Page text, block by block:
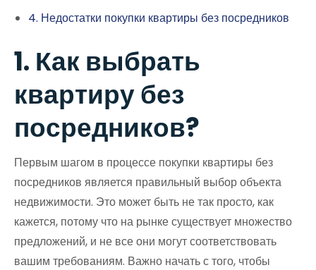
4. Недостатки покупки квартиры без посредников
1. Как выбрать
квартиру без
посредников?
Первым шагом в процессе покупки квартиры без
посредников является правильный выбор объекта
недвижимости. Это может быть не так просто, как
кажется, потому что на рынке существует множество
предложений, и не все они могут соответствовать
вашим требованиям. Важно начать с того, чтобы